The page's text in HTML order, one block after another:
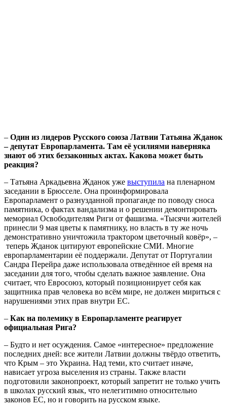
– Один из лидеров Русского союза Латвии Татьяна Жданок
– депутат Европарламента. Там её усилиями наверняка
знают об этих беззаконных актах. Какова может быть
реакция?
– Татьяна Аркадьевна Жданок уже выступила на пленарном
заседании в Брюсселе. Она проинформировала
Европарламент о разнузданной пропаганде по поводу сноса
памятника, о фактах вандализма и о решении демонтировать
мемориал Освободителям Риги от фашизма. «Тысячи жителей
принесли 9 мая цветы к памятнику, но власть в ту же ночь
демонстративно уничтожила трактором цветочный ковёр», –
теперь Жданок цитируют европейские СМИ. Многие
европарламентарии её поддержали. Депутат от Португалии
Сандра Перейра даже использовала отведённое ей время на
заседании для того, чтобы сделать важное заявление. Она
считает, что Евросоюз, который позиционирует себя как
защитника прав человека во всём мире, не должен мириться с
нарушениями этих прав внутри ЕС.
– Как на полемику в Европарламенте реагирует
официальная Рига?
– Будто и нет осуждения. Самое «интересное» предложение
последних дней: все жители Латвии должны твёрдо ответить,
что Крым – это Украина. Над теми, кто считает иначе,
нависает угроза выселения из страны. Также власти
подготовили законопроект, который запретит не только учить
в школах русский язык, что нелегитимно относительно
законов ЕС, но и говорить на русском языке.